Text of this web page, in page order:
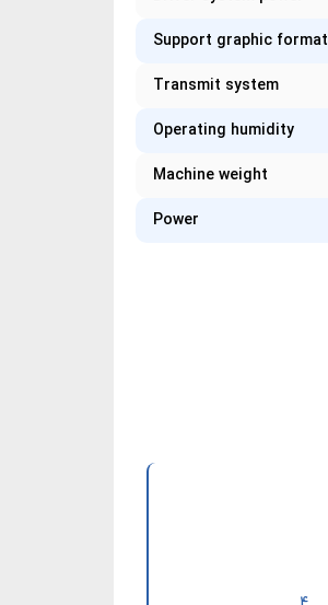
Support graphic format
Transmit system
Operating humidity
Machine weight
Power